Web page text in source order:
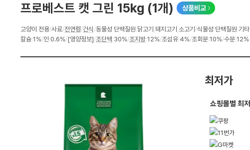
프로베스트 캣 그린 15kg (1개) 상품비교
상
세
스
고양이 전용/사료/전연령/건식 /동물성 단백질원:닭고기 돼지고기 소고기 /식물성 단백질원:기
칼슘:1%/인:0.6%/[영양정보]/조단백:30%/조지방:12%/조섬유:4%/조회분:10%/수분:12%
최저가
쇼핑몰별 최